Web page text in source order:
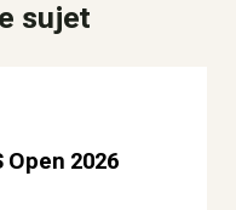
sujet
2026